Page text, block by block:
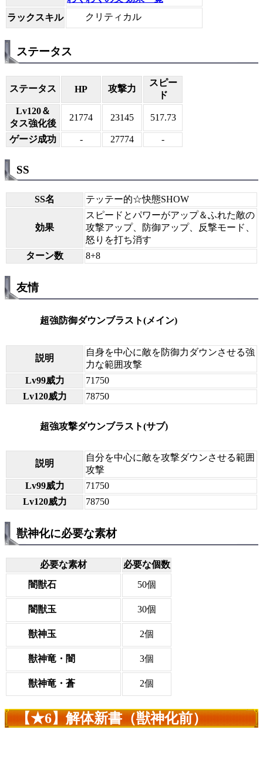
ラックスキル
クリティカル
ステータス
ステータス HP 攻撃力
スピー
ド
Lv120＆
タス強化後
21774 23145 517.73
ゲージ成功 - 27774 -
SS
SS名 テッテー的☆快態SHOW
効果
スピードとパワーがアップ＆ふれた敵の
攻撃アップ、防御アップ、反撃モード、
怒りを打ち消す
ターン数
8+8
友情
超強防御ダウンブラスト(メイン)
説明
自身を中心に敵を防御力ダウンさせる強
力な範囲攻撃
Lv99威力
71750
Lv120威力
78750
超強攻撃ダウンブラスト(サブ)
説明
自分を中心に敵を攻撃ダウンさせる範囲
攻撃
Lv99威力
71750
Lv120威力
78750
獣神化に必要な素材
必要な素材
必要な個数
闇獣石
50個
闇獣玉 30個
獣神玉 2個
獣神竜・闇 3個
獣神竜・蒼 2個
【★6】解体新書（獣神化前）